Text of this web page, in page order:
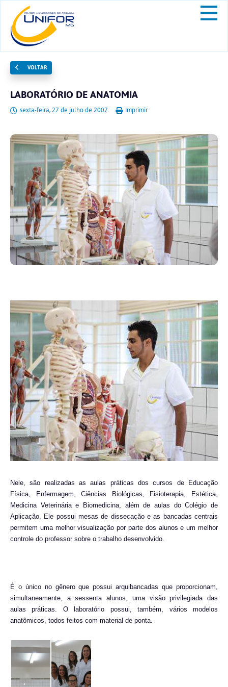
VOLTAR
LABORATÓRIO DE ANATOMIA
sexta-feira, 27 de julho de 2007. Imprimir
Nele, são realizadas as aulas práticas dos cursos de Educação
Física, Enfermagem, Ciências Biológicas, Fisioterapia, Estética,
Medicina Veterinária e Biomedicina, além de aulas do Colégio de
Aplicação. Ele possui mesas de dissecação e as bancadas centrais
permitem uma melhor visualização por parte dos alunos e um melhor
controle do professor sobre o trabalho desenvolvido.
É o único no gênero que possui arquibancadas que proporcionam,
simultaneamente, a sessenta alunos, uma visão privilegiada das
aulas práticas. O laboratório possui, também, vários modelos
anatômicos, todos feitos com material de ponta.